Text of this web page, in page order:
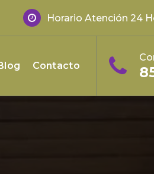
Horario Atención 24
Contacto